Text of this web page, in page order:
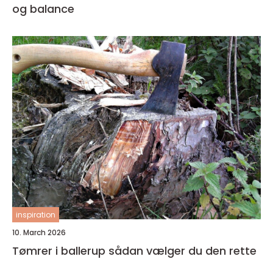
og balance
inspiration
10. March 2026
Tømrer i ballerup sådan vælger du den rette